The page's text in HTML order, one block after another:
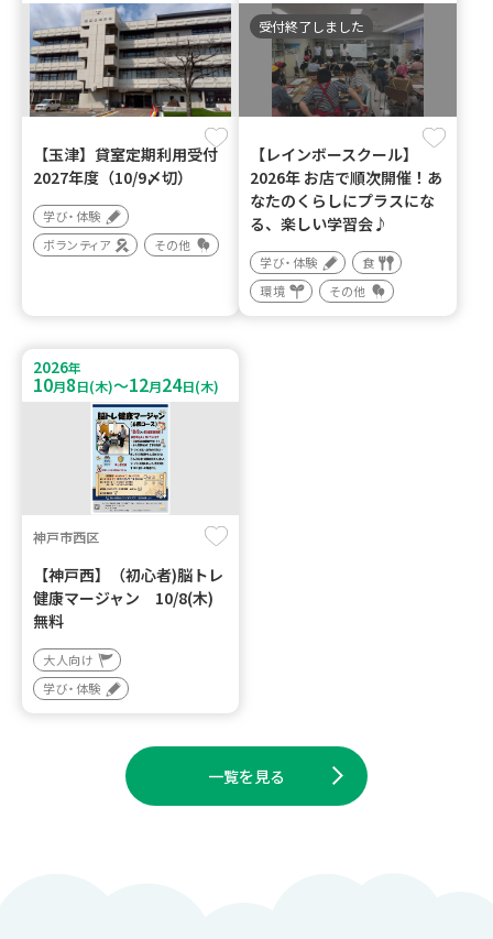
【玉津】貸室定期利用受付
2027年度（10/9〆切）
学び・体験
ボランティア
その他
受付終了しました
【レインボースクール】
2026年 お店で順次開催！あ
なたのくらしにプラスにな
る、楽しい学習会♪
学び・体験
食
環境
その他
2026年
10月8日(木)～12月24日(木)
神戸市西区
【神戸西】（初心者)脳トレ
健康マージャン 10/8(木)
無料
大人向け
学び・体験
一覧を見る